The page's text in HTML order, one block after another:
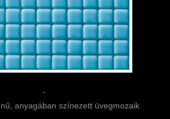
-
anyagában színezett üvegmozaik